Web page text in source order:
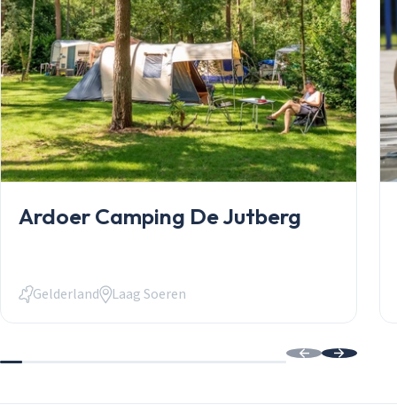
Mobilheime
Chalets
Anlässe
Einkauf
informelles
Service
Über
Unsere
Stellplätze
Individuelle
Häufig
Ardoer Camping De Jutberg
Gelderland Laag Soeren
Login
Passwort vergessen?